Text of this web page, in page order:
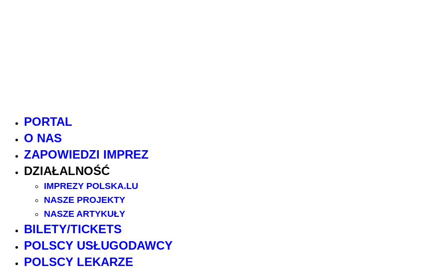
PORTAL
O NAS
ZAPOWIEDZI IMPREZ
DZIAŁALNOŚĆ
IMPREZY POLSKA.LU
NASZE PROJEKTY
NASZE ARTYKUŁY
BILETY/TICKETS
POLSCY USŁUGODAWCY
POLSCY LEKARZE